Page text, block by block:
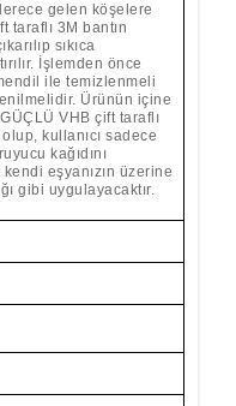
gelen köşelere
taraflı 3M bantın
sıkıca
İşlemden önce
ile temizlenmeli
Ürünün içine
VHB çift taraflı
olup, kullanıcı sadece
kağıdını
kendi eşyanızın üzerine
gibi uygulayacaktır.